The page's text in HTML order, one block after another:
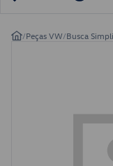
/Peças VW/Busca